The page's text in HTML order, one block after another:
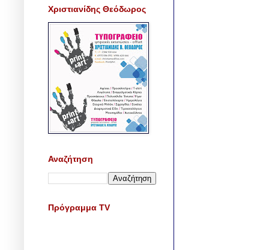
Χριστιανίδης Θεόδωρος
Αναζήτηση
Πρόγραμμα TV